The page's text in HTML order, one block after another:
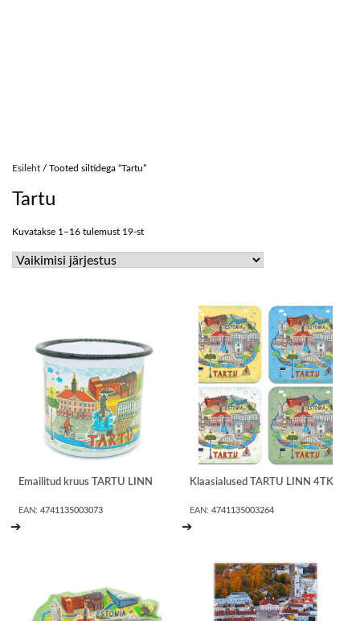
Esileht / Tooted siltidega “Tartu”
Tartu
Kuvatakse 1–16 tulemust 19-st
Emailitud kruus TARTU LINN
EAN:4741135003073
➔
Klaasialused TARTU LINN 4TK
EAN:4741135003264
➔